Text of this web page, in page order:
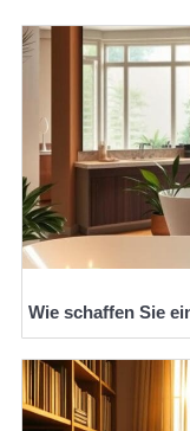
Wie schaffen Sie